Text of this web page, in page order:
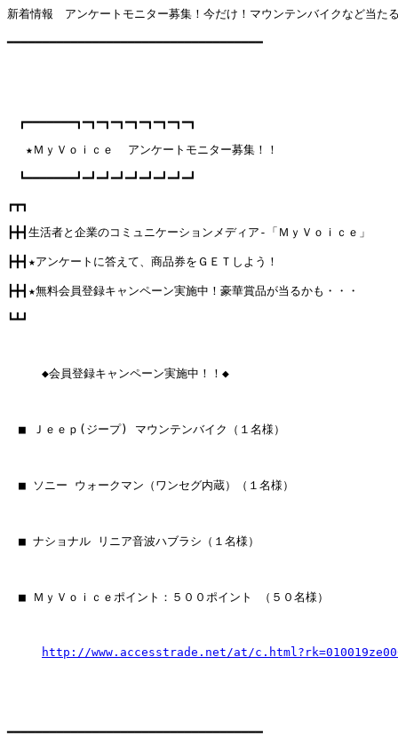
新着情報　アンケートモニター募集！今だけ！マウンテンバイクなど当た
━━━━━━━━━━━━━━━━━━━━━━━━━━━━━━━━━━━━
┏━━━━━━━┓━┓━┓━┓━┓━┓━┓━┓━┓
★ＭｙＶｏｉｃｅ  アンケートモニター募集！！
┗━━━━━━━┛━┛━┛━┛━┛━┛━┛━┛━┛
┏┳┓
┣╋┫生活者と企業のコミュニケーションメディア-「ＭｙＶｏｉｃｅ」
┣╋┫★アンケートに答えて、商品券をＧＥＴしよう！
┣╋┫★無料会員登録キャンペーン実施中！豪華賞品が当るかも・・・
┗┻┛
◆会員登録キャンペーン実施中！！◆
■ Ｊｅｅｐ(ジープ) マウンテンバイク（１名様）
■ ソニー ウォークマン（ワンセグ内蔵）（１名様）
■ ナショナル リニア音波ハブラシ（１名様）
■ ＭｙＶｏｉｃｅポイント：５００ポイント （５０名様）
http://www.accesstrade.net/at/
━━━━━━━━━━━━━━━━━━━━━━━━━━━━━━━━━━━━